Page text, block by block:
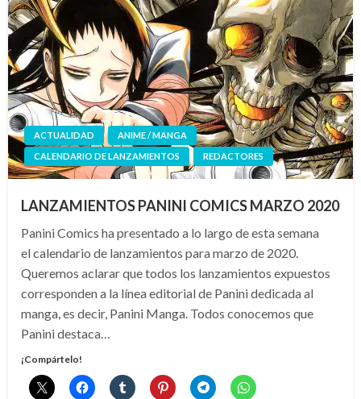
ACTUALIDAD
ANIME / MANGA
CALENDARIO DE LANZAMIENTOS
REDACTORES
LANZAMIENTOS PANINI COMICS MARZO 2020
Panini Comics ha presentado a lo largo de esta semana
el calendario de lanzamientos para marzo de 2020.
Queremos aclarar que todos los lanzamientos expuestos
corresponden a la línea editorial de Panini dedicada al
manga, es decir, Panini Manga. Todos conocemos que
Panini destaca…
¡Compártelo!